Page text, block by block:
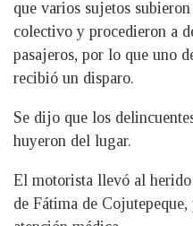
que varios sujetos
colectivo y procedieron a
pasajeros, por lo que uno
recibió un disparo.
Se dijo que los
huyeron del lugar.
El motorista llevó al
de Fátima de